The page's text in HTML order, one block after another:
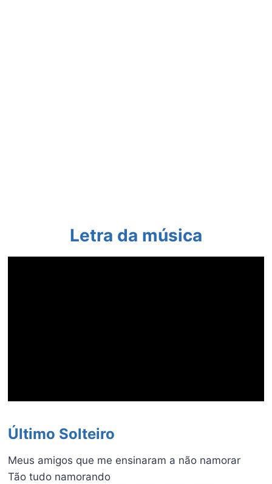
Letra da música
Último Solteiro
Meus amigos que me ensinaram a não namorar
Tão tudo namorando